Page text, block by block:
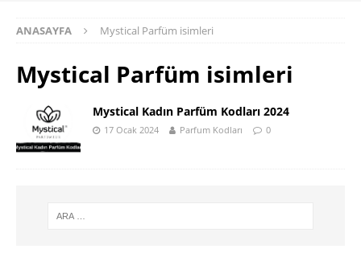
ANASAYFA Mystical Parfüm isimleri
Mystical Parfüm isimleri
Mystical Kadın Parfüm Kodları 2024
17 Ocak 2024 Parfum Kodları 0